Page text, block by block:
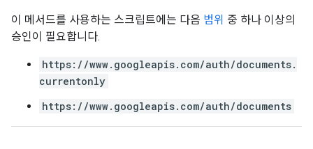
이 메서드를 사용하는 스크립트에는 다음 범위 중 하나 이상의
승인이 필요합니다.
https://www.googleapis.com/auth/documents.
currentonly
https://www.googleapis.com/auth/documents